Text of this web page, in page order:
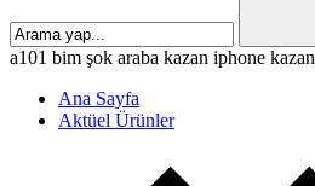
a101 bim şok araba kazan iphone kazan
Ana Sayfa
Aktüel Ürünler